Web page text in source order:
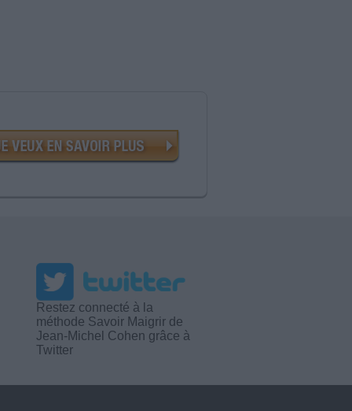
Restez connecté à la
méthode Savoir Maigrir de
Jean-Michel Cohen grâce à
Twitter